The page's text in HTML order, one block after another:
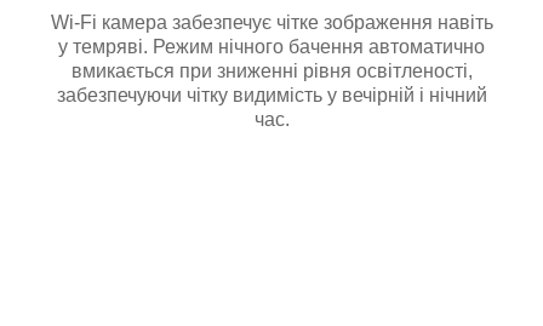
Wi-Fi камера забезпечує чітке зображення навіть
у темряві. Режим нічного бачення автоматично
вмикається при зниженні рівня освітленості,
забезпечуючи чітку видимість у вечірній і нічний
час.